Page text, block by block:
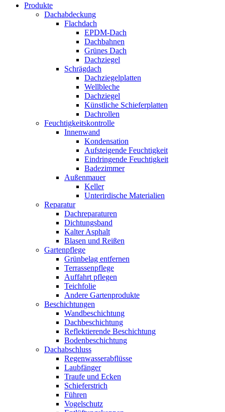
Produkte
Dachabdeckung
Flachdach
EPDM-Dach
Dachbahnen
Grünes Dach
Dachziegel
Schrägdach
Dachziegelplatten
Wellbleche
Dachziegel
Künstliche Schieferplatten
Dachrollen
Feuchtigkeitskontrolle
Innenwand
Kondensation
Aufsteigende Feuchtigkeit
Eindringende Feuchtigkeit
Badezimmer
Außenmauer
Keller
Unterirdische Materialien
Reparatur
Dachreparaturen
Dichtungsband
Kalter Asphalt
Blasen und Reißen
Gartenpflege
Grünbelag entfernen
Terrassenpflege
Auffahrt pflegen
Teichfolie
Andere Gartenprodukte
Beschichtungen
Wandbeschichtung
Dachbeschichtung
Reflektierende Beschichtung
Bodenbeschichtung
Dachabschluss
Regenwasserabflüsse
Laubfänger
Traufe und Ecken
Schieferstrich
Führen
Vogelschutz